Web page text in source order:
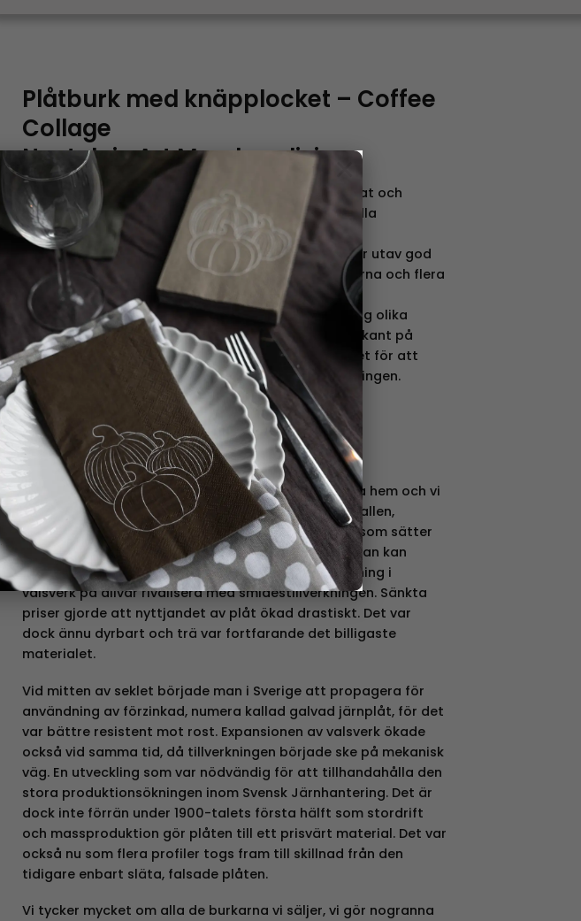
×
Plåtburk med knäpplocket – Coffee
Collage
Nostalgic Art Merchandising
I många år har Nostalgic Art Merchandising tillverkat och
producerat för mycket framgångsrika internationella
kampanjer, varumärken som många av oss känner
till.Produkterna ifrån Nostalgic Art Merchandising är utav god
kvalitét, en mängd av de olika plåtburkarna, kopparna och flera
andra artiklar har sitt ursprung i idéer för vår
detaljhandelskollektion. Nostalgic Art Merchandising olika
produkter sticker ut ifrån mängden och sätter guldkant på
vardagen, fyll din pasta i en otrolig retroburk istället för att
låta det ligga kvar i den opersonliga plastförpackningen.
Storlek:
Skötsel:
Ej diskmaskin
Användning:För matbruk
Idag är plåtburkens en stor favorit i många svenska hem och vi
kan se burkar både här och där i hemmet. I köket, hallen,
tvättstugan och badrummet. Det är bara fantasin som sätter
gränser på vad man kan ha burkarna till och vart man kan
placera dem. I början av 1800-talet kunde plåtvalsning i
valsverk på allvar rivalisera med smidestillverkningen. Sänkta
priser gjorde att nyttjandet av plåt ökad drastiskt. Det var
dock ännu dyrbart och trä var fortfarande det billigaste
materialet.
Vid mitten av seklet började man i Sverige att propagera för
användning av förzinkad, numera kallad galvad järnplåt, för det
var bättre resistent mot rost. Expansionen av valsverk ökade
också vid samma tid, då tillverkningen började ske på mekanisk
väg. En utveckling som var nödvändig för att tillhandahålla den
stora produktionsökningen inom Svensk Järnhantering. Det är
dock inte förrän under 1900-talets första hälft som stordrift
och massproduktion gör plåten till ett prisvärt material. Det var
också nu som flera profiler togs fram till skillnad från den
tidigare enbart släta, falsade plåten.
Vi tycker mycket om alla de burkarna vi säljer, vi gör nogranna